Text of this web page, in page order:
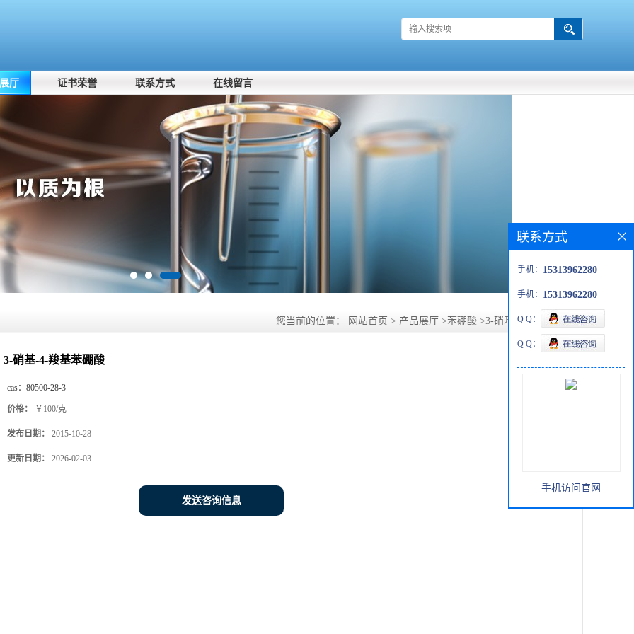
厅 证书荣誉 联系方式 在线留言
您当前的位置： 网站首页 > 产品展厅 >苯硼酸 >3-硝基-4-羧基苯硼酸
3-硝基-4-羧基苯硼酸
cas： 80500-28-3
价格： ￥100/克
发布日期： 2015-10-28
更新日期： 2026-02-03
发送咨询信息
联系方式
手机： 15313962280
手机： 15313962280
Q Q：
Q Q：
手机访问官网